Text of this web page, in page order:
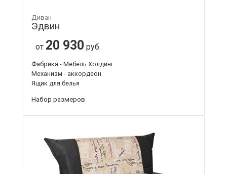
Диван
Эдвин
от 20 930 руб.
Фабрика - Мебель Холдинг
Механизм - аккордеон
Ящик для белья
Набор размеров